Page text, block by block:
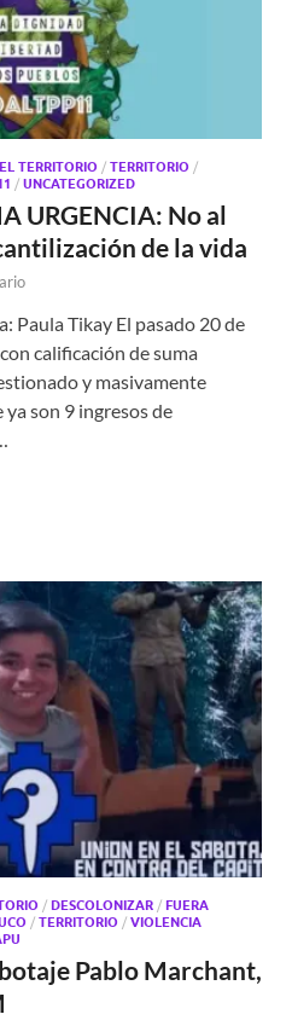
TERRITORIO / TERRITORIO /
/ UNCATEGORIZED
URGENCIA: No al
de la vida
Paula Tikay El pasado 20 de
calificación de suma
y masivamente
ya son 9 ingresos de
/ DESCOLONIZAR / FUERA
/ TERRITORIO / VIOLENCIA
Pablo Marchant,